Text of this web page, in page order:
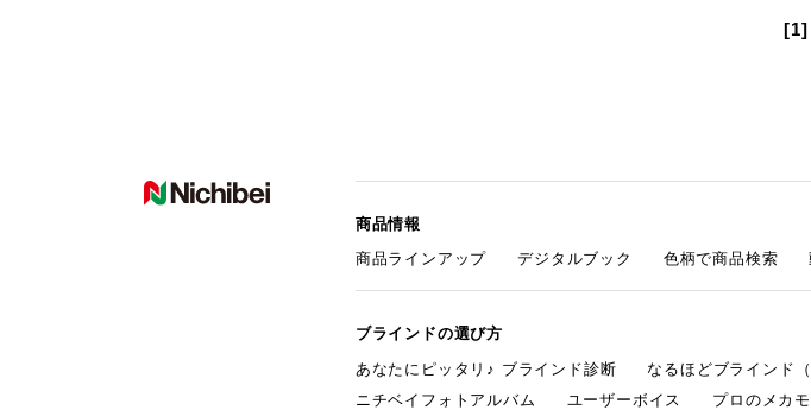
[1]
商品情報
商品ラインアップ
デジタルブック 色柄で商品検索
ブラインドの選び方
あなたにピッタリ♪ ブラインド診断
なるほどブラインド（
ニチベイフォトアルバム
ユーザーボイス プロのメカ